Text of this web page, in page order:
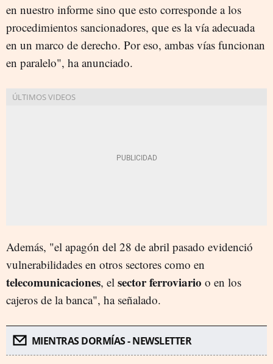
en nuestro informe sino que esto corresponde a los
procedimientos sancionadores, que es la vía adecuada
en un marco de derecho. Por eso, ambas vías funcionan
en paralelo", ha anunciado.
Además, "el apagón del 28 de abril pasado evidenció
vulnerabilidades en otros sectores como en
telecomunicaciones, el sector ferroviario o en los
cajeros de la banca", ha señalado.
MIENTRAS DORMÍAS - NEWSLETTER